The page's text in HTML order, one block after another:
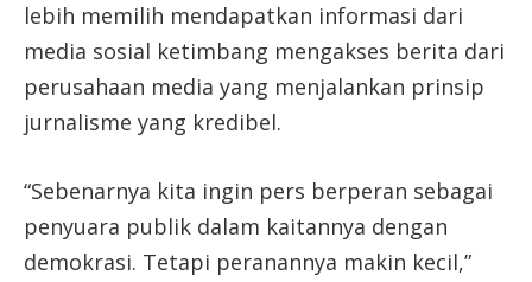
lebih memilih mendapatkan informasi dari
media sosial ketimbang mengakses berita dari
perusahaan media yang menjalankan prinsip
jurnalisme yang kredibel.
“Sebenarnya kita ingin pers berperan sebagai
penyuara publik dalam kaitannya dengan
demokrasi. Tetapi peranannya makin kecil,”